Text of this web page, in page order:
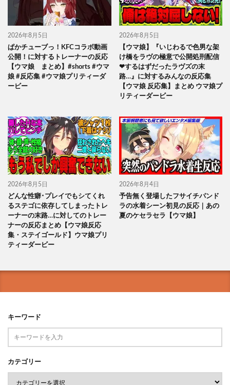
2026年8月5日
ぱかチューブっ！KFCコラボ動画
公開！に対するトレーナーの反応
【ウマ娘 まとめ】#shorts #ウマ
娘 #反応集 #ウマ娘プリティーダ
ービー
2026年8月5日
【ウマ娘】『いじわるで色男な架
け橋をラヴの極意で公開処刑配信
❤するはずだったラヴズの末
路…』に対するみんなの反応集
【ウマ娘 反応集】まとめ ウマ娘プ
リティーダービー
2026年8月5日
どんな性癖･プレイでもシてくれ
るステゴに依存してしまったトレ
ーナーの末路…に対してのトレー
ナーの反応まとめ【ウマ娘反応
集・ステイゴールド】ウマ娘プリ
ティーダービー
2026年8月4日
予告無く登場したフサイチパンド
ラの水着シーン初見の反応｜あの
夏のケセラセラ【ウマ娘】
キーワード
カテゴリー